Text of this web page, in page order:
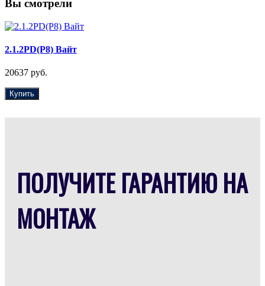
Вы смотрели
2.1.2PD(Р8) Вайт
20637 руб.
Купить
ПОЛУЧИТЕ ГАРАНТИЮ НА
МОНТАЖ